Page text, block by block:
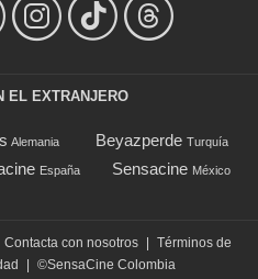
EL EXTRANJERO
Alemania Beyazperde Turquía
España Sensacine México
Contacta con nosotros
Términos de
©SensaCine Colombia